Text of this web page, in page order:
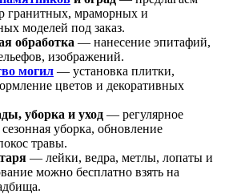
гранитных, мраморных и
моделей под заказ.
обработка — нанесение эпитафий,
изображений.
могил — установка плитки,
цветов и декоративных
уборка и уход — регулярное
уборка, обновление
травы.
— лейки, ведра, метлы, лопаты и
можно бесплатно взять на